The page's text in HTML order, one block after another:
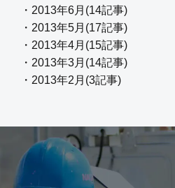
・2013年6月(14記事)
・2013年5月(17記事)
・2013年4月(15記事)
・2013年3月(14記事)
・2013年2月(3記事)